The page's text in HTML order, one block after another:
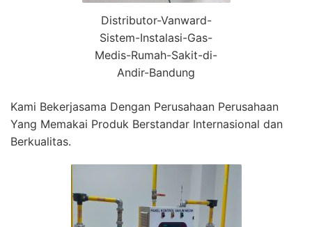
Distributor-Vanward-
Sistem-Instalasi-Gas-
Medis-Rumah-Sakit-di-
Andir-Bandung
Kami Bekerjasama Dengan Perusahaan Perusahaan
Yang Memakai Produk Berstandar Internasional dan
Berkualitas.